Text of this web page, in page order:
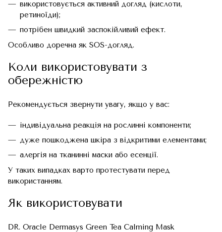
використовується активний догляд (кислоти,
ретиноїди);
потрібен швидкий заспокійливий ефект.
Особливо доречна як SOS-догляд.
Коли використовувати з
обережністю
Рекомендується звернути увагу, якщо у вас:
індивідуальна реакція на рослинні компоненти;
дуже пошкоджена шкіра з відкритими елементами;
алергія на тканинні маски або есенції.
У таких випадках варто протестувати перед
використанням.
Як використовувати
DR. Oracle Dermasys Green Tea Calming Mask